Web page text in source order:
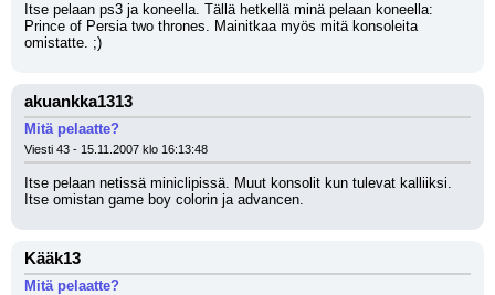
Itse pelaan ps3 ja koneella. Tällä hetkellä minä pelaan koneella:
Prince of Persia two thrones. Mainitkaa myös mitä konsoleita
omistatte. ;)
akuankka1313
Mitä pelaatte?
Viesti 43 - 15.11.2007 klo 16:13:48
Itse pelaan netissä miniclipissä. Muut konsolit kun tulevat kalliiksi.
Itse omistan game boy colorin ja advancen.
Kääk13
Mitä pelaatte?